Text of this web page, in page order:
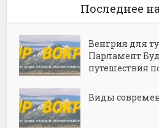
Последнее
Венгрия для
Парламент
путешествия
Виды